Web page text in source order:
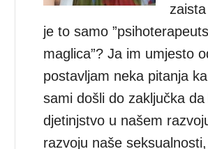
je to samo
maglica”? Ja im umjesto
postavljam neka pitanja
sami došli do zaključka da
djetinjstvo u našem
razvoju naše